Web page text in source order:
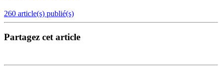
260 article(s) publié(s)
Partagez cet article